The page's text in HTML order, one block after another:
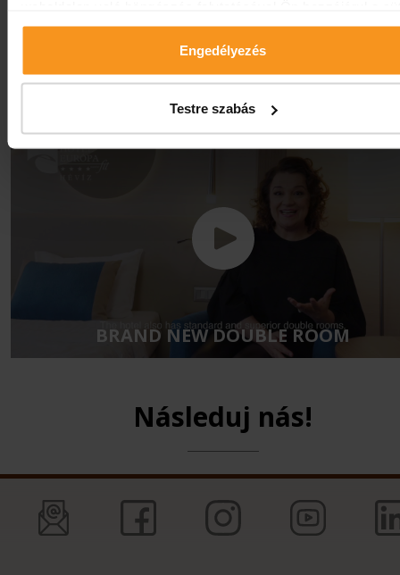
használatához.
Engedélyezés
Testre szabás
Následuj nás!